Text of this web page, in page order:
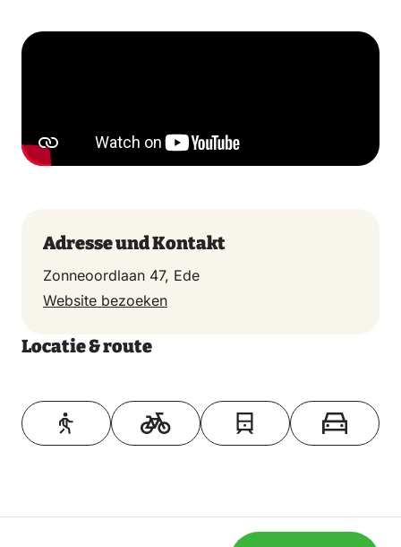
Adresse und Kontakt
Zonneoordlaan 47, Ede
Website bezoeken
Locatie & route
Toon op kaart